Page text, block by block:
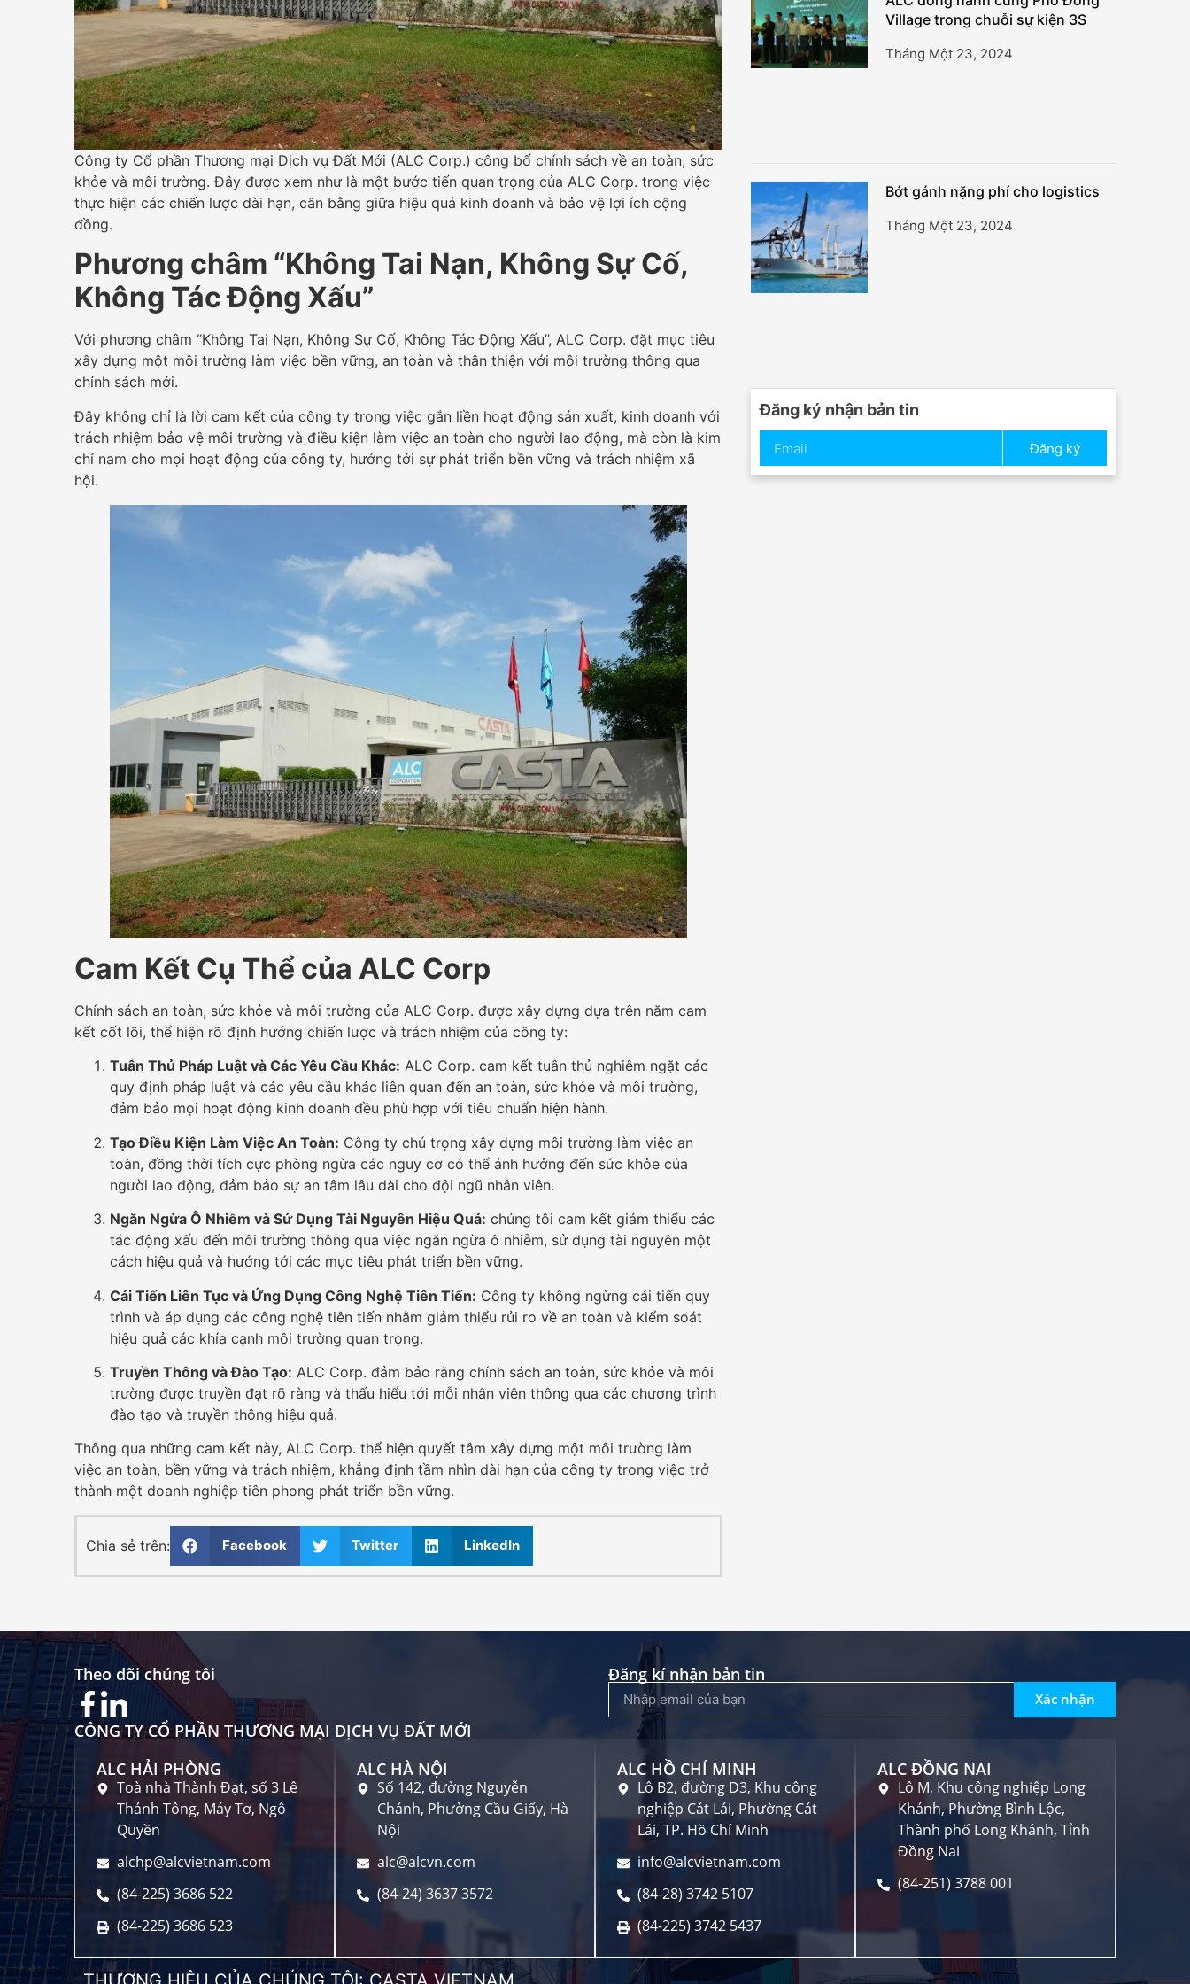
Công ty Cổ phần Thương mại Dịch vụ Đất Mới (ALC Corp.) công bố chính sách về an toàn, sức
khỏe và môi trường. Đây được xem như là một bước tiến quan trọng của ALC Corp. trong việc
thực hiện các chiến lược dài hạn, cân bằng giữa hiệu quả kinh doanh và bảo vệ lợi ích cộng
đồng.
Phương châm “Không Tai Nạn, Không Sự Cố,
Không Tác Động Xấu”
Với phương châm “Không Tai Nạn, Không Sự Cố, Không Tác Động Xấu”, ALC Corp. đặt mục tiêu
xây dựng một môi trường làm việc bền vững, an toàn và thân thiện với môi trường thông qua
chính sách mới.
Đây không chỉ là lời cam kết của công ty trong việc gắn liền hoạt động sản xuất, kinh doanh với
trách nhiệm bảo vệ môi trường và điều kiện làm việc an toàn cho người lao động, mà còn là kim
chỉ nam cho mọi hoạt động của công ty, hướng tới sự phát triển bền vững và trách nhiệm xã
hội.
Cam Kết Cụ Thể của ALC Corp
Chính sách an toàn, sức khỏe và môi trường của ALC Corp. được xây dựng dựa trên năm cam
kết cốt lõi, thể hiện rõ định hướng chiến lược và trách nhiệm của công ty:
Tuân Thủ Pháp Luật và Các Yêu Cầu Khác: ALC Corp. cam kết tuân thủ nghiêm ngặt các
quy định pháp luật và các yêu cầu khác liên quan đến an toàn, sức khỏe và môi trường,
đảm bảo mọi hoạt động kinh doanh đều phù hợp với tiêu chuẩn hiện hành.
Tạo Điều Kiện Làm Việc An Toàn: Công ty chú trọng xây dựng môi trường làm việc an
toàn, đồng thời tích cực phòng ngừa các nguy cơ có thể ảnh hưởng đến sức khỏe của
người lao động, đảm bảo sự an tâm lâu dài cho đội ngũ nhân viên.
Ngăn Ngừa Ô Nhiễm và Sử Dụng Tài Nguyên Hiệu Quả: chúng tôi cam kết giảm thiểu các
tác động xấu đến môi trường thông qua việc ngăn ngừa ô nhiễm, sử dụng tài nguyên một
cách hiệu quả và hướng tới các mục tiêu phát triển bền vững.
Cải Tiến Liên Tục và Ứng Dụng Công Nghệ Tiên Tiến: Công ty không ngừng cải tiến quy
trình và áp dụng các công nghệ tiên tiến nhằm giảm thiểu rủi ro về an toàn và kiểm soát
hiệu quả các khía cạnh môi trường quan trọng.
Truyền Thông và Đào Tạo: ALC Corp. đảm bảo rằng chính sách an toàn, sức khỏe và môi
trường được truyền đạt rõ ràng và thấu hiểu tới mỗi nhân viên thông qua các chương trình
đào tạo và truyền thông hiệu quả.
Thông qua những cam kết này, ALC Corp. thể hiện quyết tâm xây dựng một môi trường làm
việc an toàn, bền vững và trách nhiệm, khẳng định tầm nhìn dài hạn của công ty trong việc trở
thành một doanh nghiệp tiên phong phát triển bền vững.
Chia sẻ trên: Facebook Twitter LinkedIn
Village trong chuỗi sự kiện 3S
Tháng Một 23, 2024
Bớt gánh nặng phí cho logistics
Tháng Một 23, 2024
Đăng ký nhận bản tin
Đăng ký
Theo dõi chúng tôi Đăng kí nhận bản tin
Xác nhận
CÔNG TY CỔ PHẦN THƯƠNG MẠI DỊCH VỤ ĐẤT MỚI
ALC HẢI PHÒNG
Toà nhà Thành Đạt, số 3 Lê
Thánh Tông, Máy Tơ, Ngô
Quyền
alchp@alcvietnam.com
(84-225) 3686 522
(84-225) 3686 523
ALC HÀ NỘI
Số 142, đường Nguyễn
Chánh, Phường Cầu Giấy, Hà
Nội
alc@alcvn.com
(84-24) 3637 3572
ALC HỒ CHÍ MINH
Lô B2, đường D3, Khu công
nghiệp Cát Lái, Phường Cát
Lái, TP. Hồ Chí Minh
info@alcvietnam.com
(84-28) 3742 5107
(84-225) 3742 5437
ALC ĐỒNG NAI
Lô M, Khu công nghiệp Long
Khánh, Phường Bình Lộc,
Thành phố Long Khánh, Tỉnh
Đồng Nai
(84-251) 3788 001